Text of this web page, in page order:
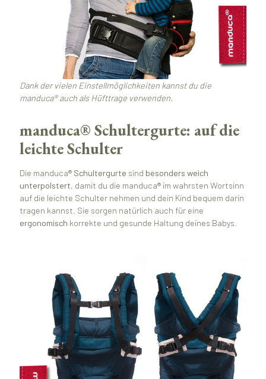
Dank der vielen Einstellmöglichkeiten kannst du die
manduca® auch als Hüfttrage verwenden.
manduca® Schultergurte: auf die
leichte Schulter
Die manduca® Schultergurte sind besonders weich
unterpolstert, damit du die manduca® im wahrsten Wortsinn
auf die leichte Schulter nehmen und dein Kind bequem darin
tragen kannst. Sie sorgen natürlich auch für eine
ergonomisch korrekte und gesunde Haltung deines Babys.